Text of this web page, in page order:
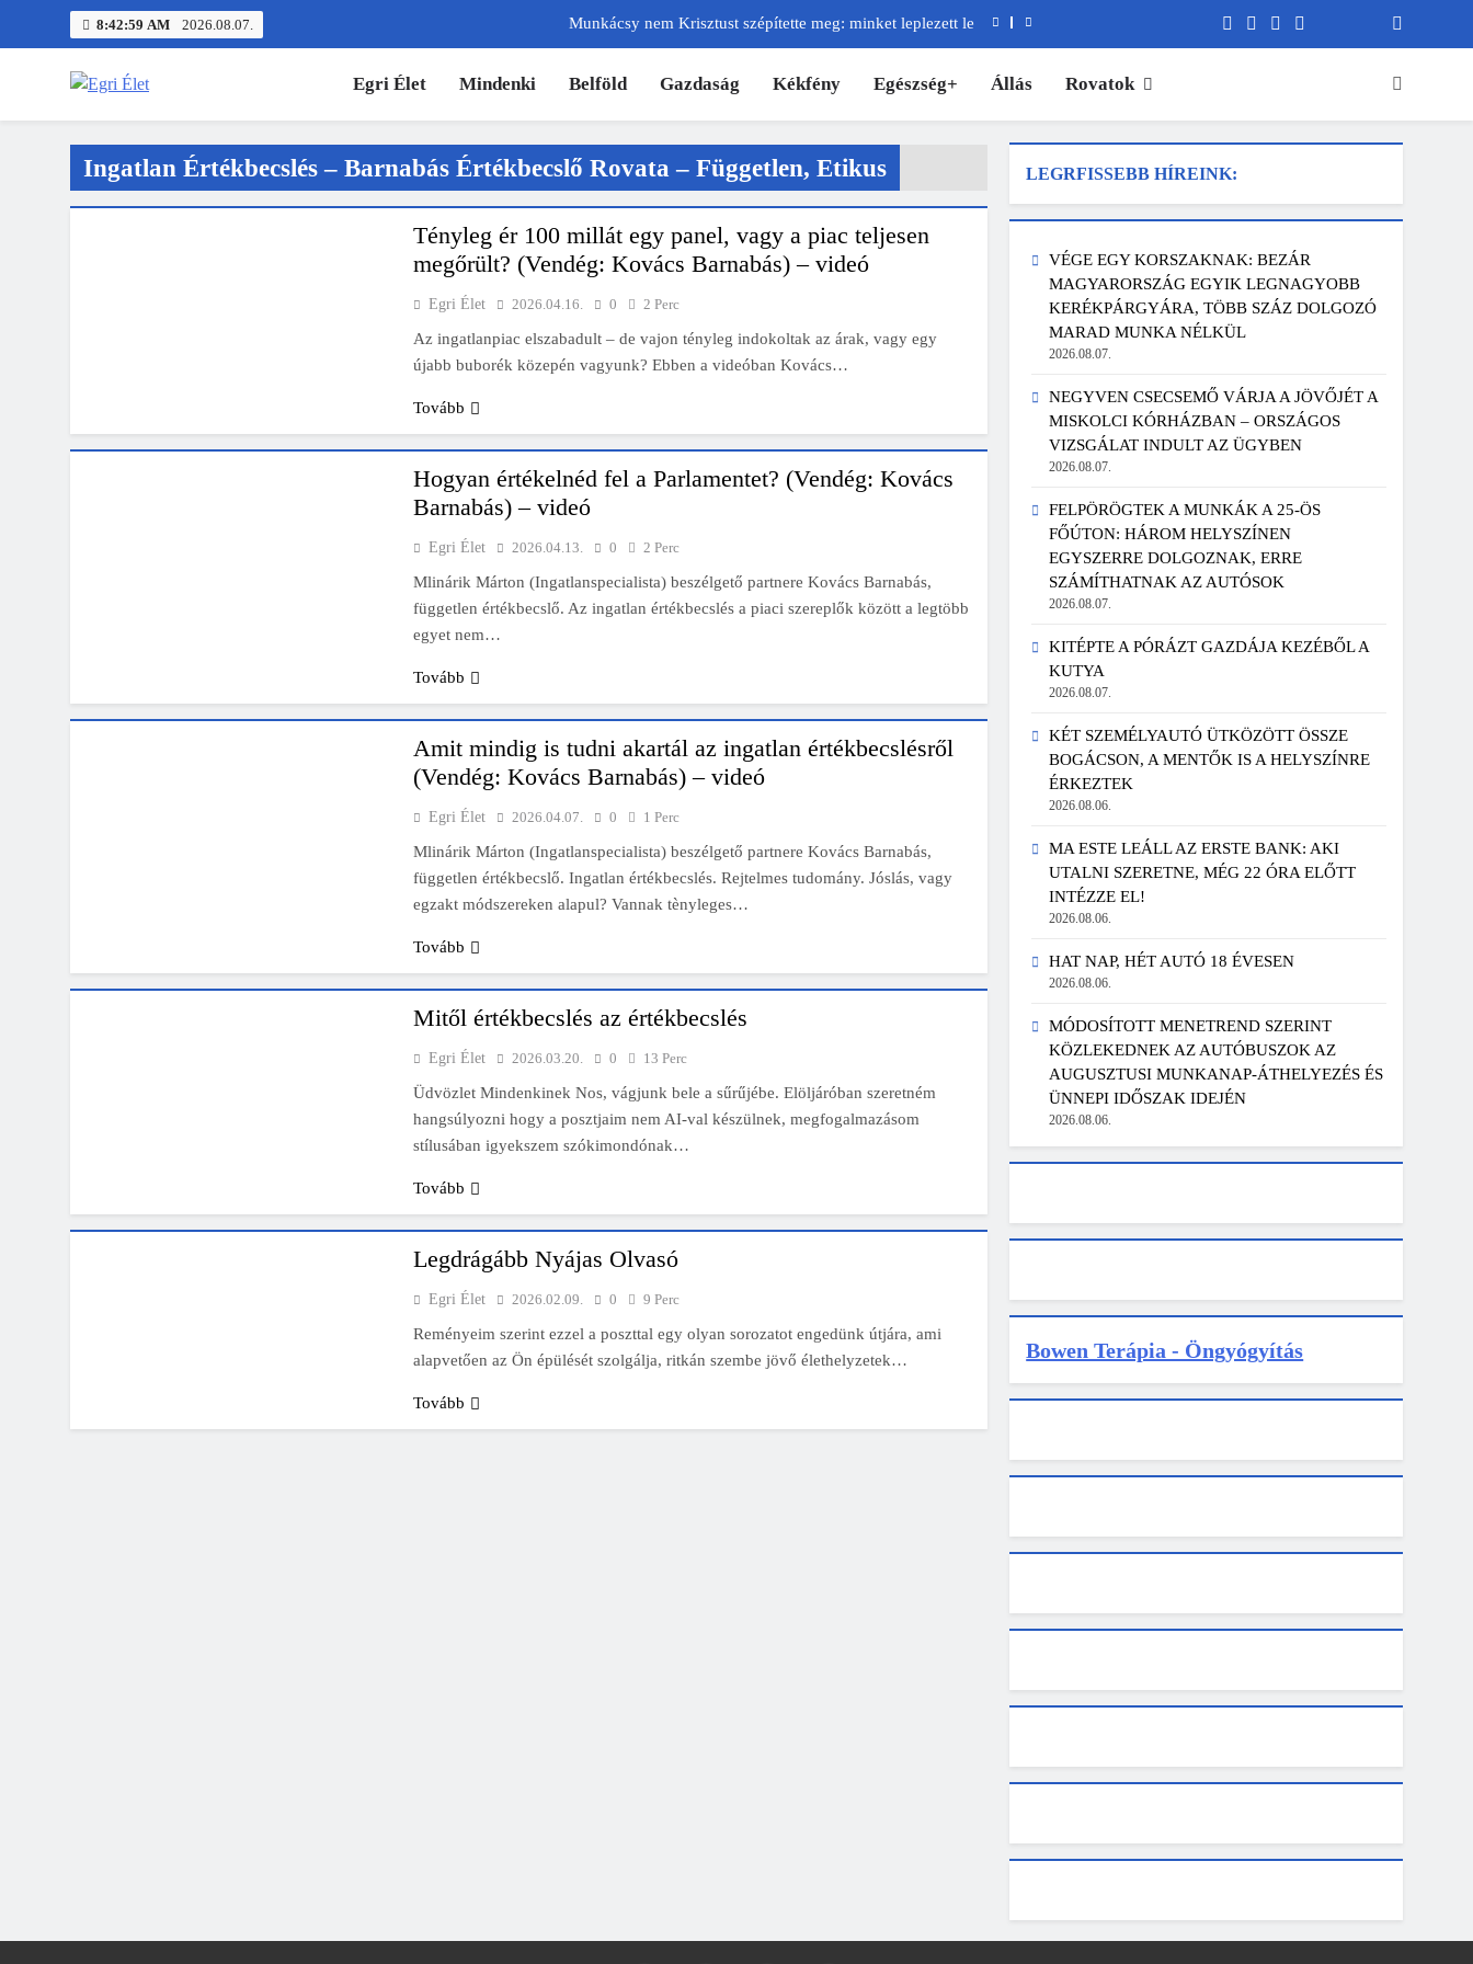
8:42:59 AM 2026.08.07.
Munkácsy nem Krisztust szépítette meg: minket leplezett le
Létezik tökéletes élet: Truman is elhitte
Karinthy Frigyes: a zseni, aki belenézett a saját koponyájába
Ki akarsz törni. De miből?
Az ördög még mindig Pradát visel. De te miért öltözöl hozzá?
Mindenki a világot akarja uralni – de nem csak a 80-as években
Bitumenes lapostetők: a bevált technológia akkor működik, ha jól van felújítva
ponthatárhirdetés után az egyetemi városokban
Munkácsy nem Krisztust szépítette meg: minket leplezett le
Ahol köszönnek, ott még van város
Karinthy Frigyes: a zseni, aki belenézett a saját koponyájába
Az öregség nem csak ránc?
Az ördög még mindig Pradát visel. De te miért öltözöl hozzá?
Mindenki a világot akarja uralni – de nem csak a 80-as években
Egri Élet
Egri Élet Mindenki Belföld Gazdaság Kékfény Egészség+ Állás Rovatok
Ingatlan Értékbecslés – Barnabás Értékbecslő Rovata – Független, Etikus
INGATLAN ÉRTÉKBECSLÉS - BARNABÁS
ÉRTÉKBECSLŐ ROVATA - FÜGGETLEN,
ETIKUS
PODCAST
Tényleg ér 100 millát egy panel, vagy a piac teljesen
megőrült? (Vendég: Kovács Barnabás) – videó
Egri Élet 2026.04.16. 0 2 Perc
Az ingatlanpiac elszabadult – de vajon tényleg indokoltak az árak, vagy egy
újabb buborék közepén vagyunk? Ebben a videóban Kovács…
Tovább
PODCAST
Hogyan értékelnéd fel a Parlamentet? (Vendég: Kovács
Barnabás) – videó
Egri Élet 2026.04.13. 0 2 Perc
Mlinárik Márton (Ingatlanspecialista) beszélgető partnere Kovács Barnabás,
független értékbecslő. Az ingatlan értékbecslés a piaci szereplők között a legtöbb
egyet nem…
Tovább
PODCAST
Amit mindig is tudni akartál az ingatlan értékbecslésről
(Vendég: Kovács Barnabás) – videó
Egri Élet 2026.04.07. 0 1 Perc
Mlinárik Márton (Ingatlanspecialista) beszélgető partnere Kovács Barnabás,
független értékbecslő. Ingatlan értékbecslés. Rejtelmes tudomány. Jóslás, vagy
egzakt módszereken alapul? Vannak tènyleges…
Tovább
ETIKUS
Mitől értékbecslés az értékbecslés
Egri Élet 2026.03.20. 0 13 Perc
Üdvözlet Mindenkinek Nos, vágjunk bele a sűrűjébe. Elöljáróban szeretném
hangsúlyozni hogy a posztjaim nem AI-val készülnek, megfogalmazásom
stílusában igyekszem szókimondónak…
Tovább
ETIKUS
Legdrágább Nyájas Olvasó
Egri Élet 2026.02.09. 0 9 Perc
Reményeim szerint ezzel a poszttal egy olyan sorozatot engedünk útjára, ami
alapvetően az Ön épülését szolgálja, ritkán szembe jövő élethelyzetek…
Tovább
LEGRFISSEBB HÍREINK:
VÉGE EGY KORSZAKNAK: BEZÁR
MAGYARORSZÁG EGYIK LEGNAGYOBB
KERÉKPÁRGYÁRA, TÖBB SZÁZ DOLGOZÓ
MARAD MUNKA NÉLKÜL
2026.08.07.
NEGYVEN CSECSEMŐ VÁRJA A JÖVŐJÉT A
MISKOLCI KÓRHÁZBAN – ORSZÁGOS
VIZSGÁLAT INDULT AZ ÜGYBEN
2026.08.07.
FELPÖRÖGTEK A MUNKÁK A 25-ÖS
FŐÚTON: HÁROM HELYSZÍNEN
EGYSZERRE DOLGOZNAK, ERRE
SZÁMÍTHATNAK AZ AUTÓSOK
2026.08.07.
KITÉPTE A PÓRÁZT GAZDÁJA KEZÉBŐL A
KUTYA
2026.08.07.
KÉT SZEMÉLYAUTÓ ÜTKÖZÖTT ÖSSZE
BOGÁCSON, A MENTŐK IS A HELYSZÍNRE
ÉRKEZTEK
2026.08.06.
MA ESTE LEÁLL AZ ERSTE BANK: AKI
UTALNI SZERETNE, MÉG 22 ÓRA ELŐTT
INTÉZZE EL!
2026.08.06.
HAT NAP, HÉT AUTÓ 18 ÉVESEN
2026.08.06.
MÓDOSÍTOTT MENETREND SZERINT
KÖZLEKEDNEK AZ AUTÓBUSZOK AZ
AUGUSZTUSI MUNKANAP-ÁTHELYEZÉS ÉS
ÜNNEPI IDŐSZAK IDEJÉN
2026.08.06.
Bowen Terápia - Öngyógyítás